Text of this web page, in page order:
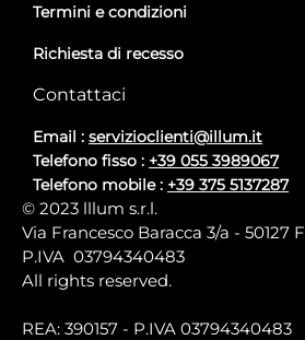
Termini e condizioni
Richiesta di recesso
Contattaci
Email : servizioclienti@illum.it
Telefono fisso : +39 055 3989067
Telefono mobile : +39 375 5137287
© 2023 lllum s.r.l.
Via Francesco Baracca 3/a - 50127
P.IVA 03794340483
All rights reserved.
REA: 390157 - P.IVA 03794340483